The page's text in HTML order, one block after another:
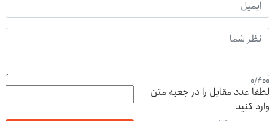
0/400
لطفا عدد مقابل را در جعبه متن
وارد کنید